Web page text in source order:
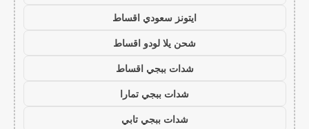
ايتونز سعودي اقساط
شحن يلا لودو اقساط
شدات ببجي اقساط
شدات ببجي تمارا
شدات ببجي تابي